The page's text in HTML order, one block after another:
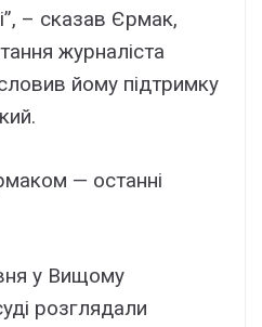
– сказав Єрмак,
журналіста
йому підтримку
— останні
у Вищому
розглядали